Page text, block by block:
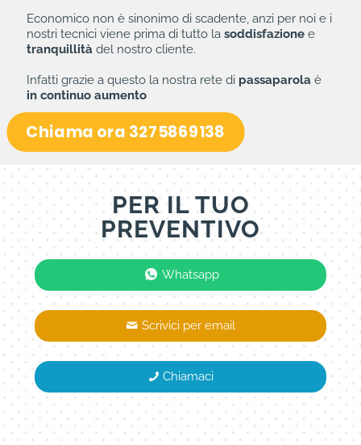
Economico non è sinonimo di scadente, anzi per noi e i
nostri tecnici viene prima di tutto la soddisfazione e
tranquillità del nostro cliente.
Infatti grazie a questo la nostra rete di passaparola è
in continuo aumento
Chiama ora 3275869138
PER IL TUO
PREVENTIVO
Whatsapp
Scrivici per email
Chiamaci